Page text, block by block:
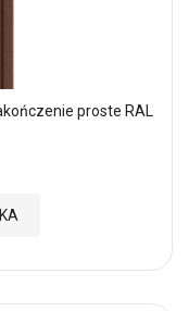
proste RAL